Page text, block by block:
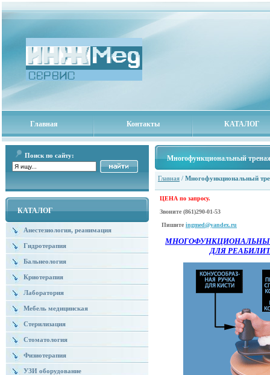
Главная Контакты КАТАЛОГ
Поиск по сайту:
КАТАЛОГ
Анестезиология, реанимация
Гидротерапия
Бальнеология
Криотерапия
Лаборатория
Мебель медицинская
Стерилизация
Стоматология
Физиотерапия
УЗИ оборудование
Многофункциональный
Главная / Многофункциональный
ЦЕНА по запросу.
Звоните (861)290-01-53
Пишите ingmed@yandex.ru
ДЛЯ